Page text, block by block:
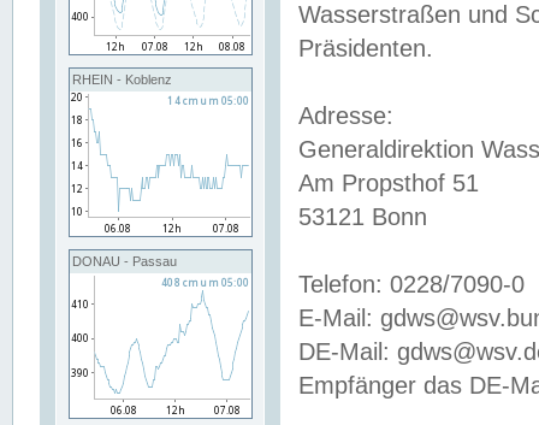
RHEIN - Koblenz
DONAU - Passau
Wasserstraßen und
Präsidenten.
Adresse:
Generaldirektion
Am Propsthof 51
53121 Bonn
Telefon: 0228/7090-0
E-Mail:
DE-Mail:
Empfänger das DE-